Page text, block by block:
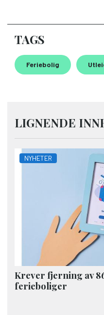
TAGS
Feriebolig
LIGNENDE
NYHETER
Krever fjerning av
ferieboliger